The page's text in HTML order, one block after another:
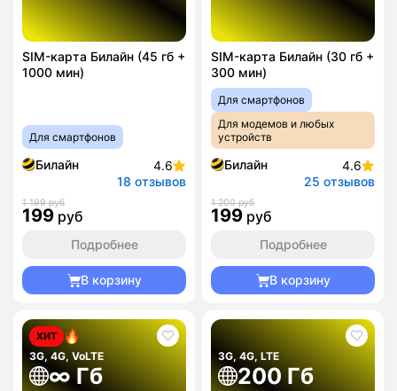
SIM-карта Билайн (45 гб +
1000 мин)
Для смартфонов
Билайн
4.6
18 отзывов
1 199 руб
199 руб
Подробнее
В корзину
SIM-карта Билайн (30 гб +
300 мин)
Для смартфонов
Для модемов и любых
устройств
Билайн
4.6
25 отзывов
1 200 руб
199 руб
Подробнее
В корзину
ХИТ
3G, 4G, VoLTE
∞ Гб
3G, 4G, LTE
200 Гб